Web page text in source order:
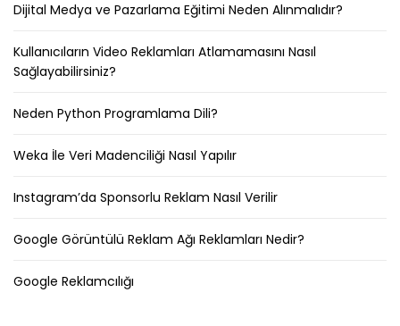
Dijital Medya ve Pazarlama Eğitimi Neden Alınmalıdır?
Kullanıcıların Video Reklamları Atlamamasını Nasıl
Sağlayabilirsiniz?
Neden Python Programlama Dili?
Weka İle Veri Madenciliği Nasıl Yapılır
Instagram’da Sponsorlu Reklam Nasıl Verilir
Google Görüntülü Reklam Ağı Reklamları Nedir?
Google Reklamcılığı